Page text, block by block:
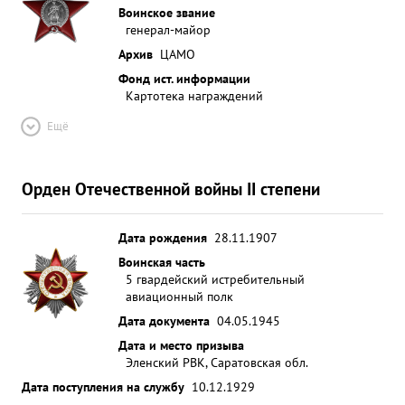
уничтожено на аэродромах противника Умело
организовал контроль и исполнение приказов и
указаний. Дисциплина в штабе поставлена на
высокую ступень. Во всех случаях
перебазирования хорошо организует переброску
личного состава и матчасти. Умело организует
напряженных боев на 40 направлении и участке
фронта полк производил от до 80 боевых
самолет овылетов в день с непрерывными
воздушными боями В этот период тов.
Калашников своей умелой организацией и
правильной постановкой задач сумел отлично
обеспечить своевременно боевые вылеты,
подготовку к ним, создал возможность вести
нормальную боевую работу части. Лично
производил опрос летчиков, грамотно и
Воинское звание
генерал-майор
Архив ЦАМО
Фонд ист. информации
Картотека награждений
Ещё
Орден Отечественной войны II степени
Дата рождения 28.11.1907
Воинская часть
5 гвардейский истребительный
авиационный полк
Дата документа 04.05.1945
Дата и место призыва
Эленский РВК, Саратовская обл.
Дата поступления на службу 10.12.1929